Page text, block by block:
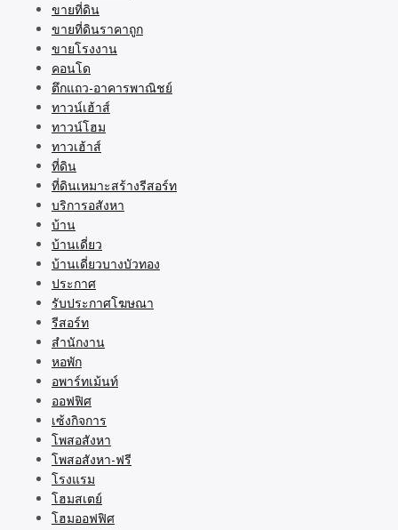
ขายที่ดิน
ขายที่ดินราคาถูก
ขายโรงงาน
คอนโด
ตึกแถว-อาคารพาณิชย์
ทาวน์เฮ้าส์
ทาวน์โฮม
ทาวเฮ้าส์
ที่ดิน
ที่ดินเหมาะสร้างรีสอร์ท
บริการอสังหา
บ้าน
บ้านเดี่ยว
บ้านเดี่ยวบางบัวทอง
ประกาศ
รับประกาศโฆษณา
รีสอร์ท
สำนักงาน
หอพัก
อพาร์ทเม้นท์
ออฟฟิศ
เซ้งกิจการ
โพสอสังหา
โพสอสังหา-ฟรี
โรงแรม
โฮมสเตย์
โฮมออฟฟิศ